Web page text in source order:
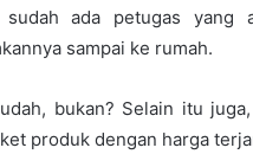
sudah ada petugas yang
sampai ke rumah.
bukan? Selain itu
produk dengan harga